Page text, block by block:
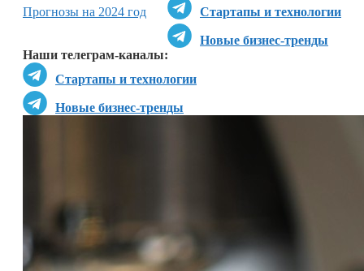
Стартапы и технологии
Новые бизнес-тренды
Наши телеграм-каналы:
Стартапы и технологии
Новые бизнес-тренды
Прогнозы на 2024 год